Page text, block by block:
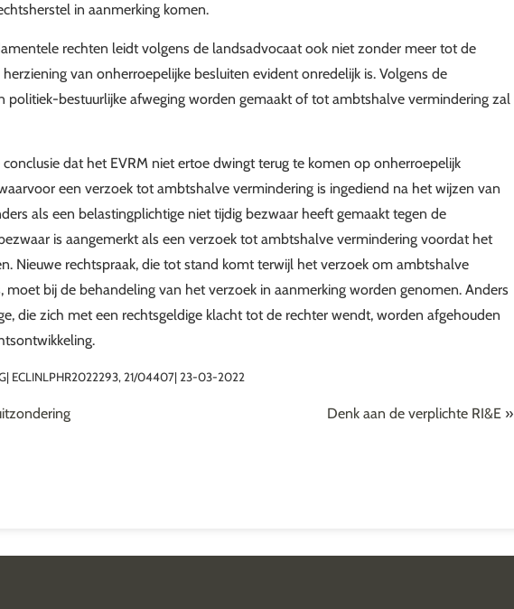
in aanmerking komen.
rechten leidt volgens de landsadvocaat ook niet zonder meer tot de
van onherroepelijke besluiten evident onredelijk is. Volgens de
politiek-bestuurlijke afweging worden gemaakt of tot ambtshalve vermindering zal
dat het EVRM niet ertoe dwingt terug te komen op onherroepelijk
een verzoek tot ambtshalve vermindering is ingediend na het wijzen van
als een belastingplichtige niet tijdig bezwaar heeft gemaakt tegen de
is aangemerkt als een verzoek tot ambtshalve vermindering voordat het
Nieuwe rechtspraak, die tot stand komt terwijl het verzoek om ambtshalve
moet bij de behandeling van het verzoek in aanmerking worden genomen. Anders
die zich met een rechtsgeldige klacht tot de rechter wendt, worden afgehouden
ECLINLPHR2022293, 21/04407| 23-03-2022
Denk aan de verplichte RI&E »